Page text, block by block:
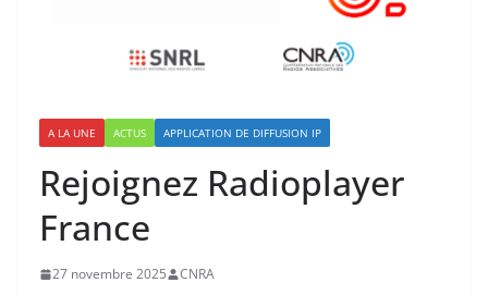
A LA UNE ACTUS APPLICATION DE DIFFUSION IP
Rejoignez Radioplayer
France
27 novembre 2025 CNRA